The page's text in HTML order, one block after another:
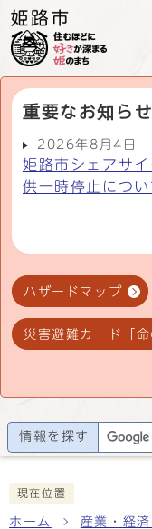
重要なお知らせ
2026年8月4日
姫路市シェアサ
供一時停止につい
ハザードマップ
災害避難カード「命
情報を探す
現在位置
ホーム 産業・経